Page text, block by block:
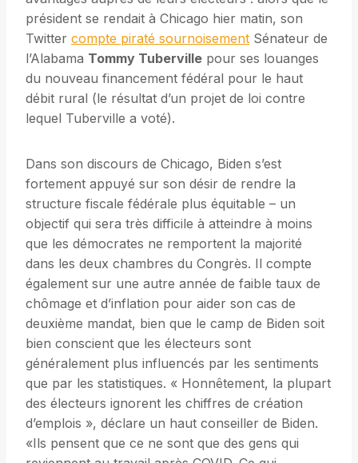
président se rendait à Chicago hier matin, son
Twitter compte piraté sournoisement Sénateur de
l’Alabama Tommy Tuberville pour ses louanges
du nouveau financement fédéral pour le haut
débit rural (le résultat d’un projet de loi contre
lequel Tuberville a voté).
Dans son discours de Chicago, Biden s’est
fortement appuyé sur son désir de rendre la
structure fiscale fédérale plus équitable – un
objectif qui sera très difficile à atteindre à moins
que les démocrates ne remportent la majorité
dans les deux chambres du Congrès. Il compte
également sur une autre année de faible taux de
chômage et d’inflation pour aider son cas de
deuxième mandat, bien que le camp de Biden soit
bien conscient que les électeurs sont
généralement plus influencés par les sentiments
que par les statistiques. « Honnêtement, la plupart
des électeurs ignorent les chiffres de création
d’emplois », déclare un haut conseiller de Biden.
«Ils pensent que ce ne sont que des gens qui